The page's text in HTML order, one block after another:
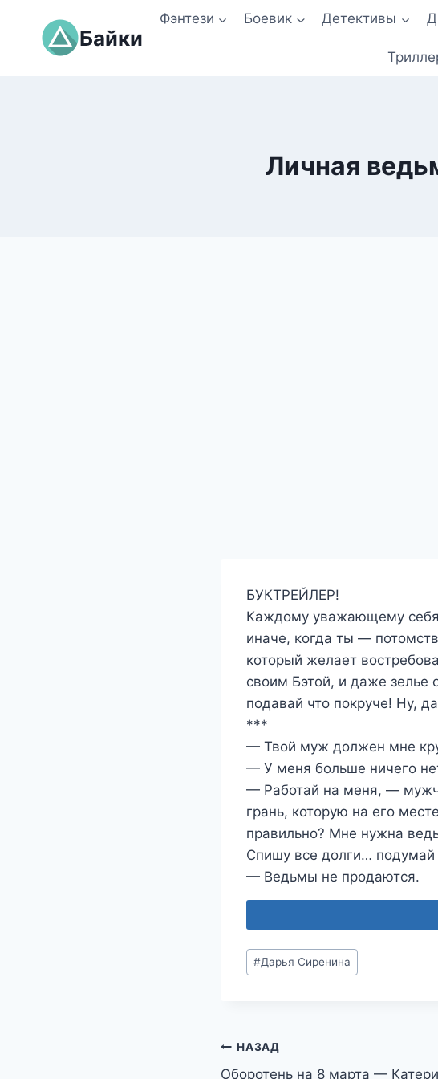
содержимому
Байки
Фэнтези Боевик Детективы
Личная
БУКТРЕЙЛЕР!
Каждому уважающему
иначе, когда ты —
который желает
своим Бэтой, и даже зелье
подавай что покруче! Ну,
***
— Твой муж должен мне
— У меня больше ничего
— Работай на меня, —
грань, которую на его
правильно? Мне нужна
Спишу все долги… подумай
— Ведьмы не продаются.
Метки
записи:
#Дарья Сиренина
Навигация
НАЗАД
Оборотень на 8 марта —